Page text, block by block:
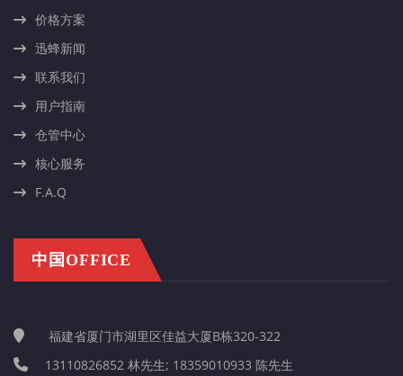
价格方案
迅蜂新闻
联系我们
用户指南
仓管中心
核心服务
F.A.Q
中国OFFICE
福建省厦门市湖里区佳益大厦B栋320-322
13110826852 林先生; 18359010933 陈先生